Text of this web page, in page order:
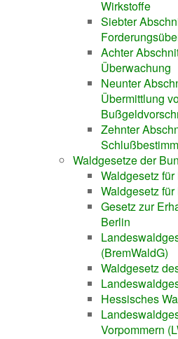
Wirkstoffe
Siebter
Achter
Überwachung
Neunter
Übermittlung
Zehnter
Waldgesetze der
Waldgesetz
Waldgesetz
Gesetz zur
Berlin
(BremWaldG)
Waldgesetz
Hessisches
Vorpommern